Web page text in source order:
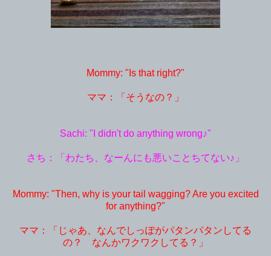
Mommy: "Is that right?"
ママ：「そうなの？」
Sachi: "I didn't do anything wrong♪"
さち：「わたち、なーんにも悪いことちてない♪」
Mommy: "Then, why is your tail wagging? Are you excited
for anything?"
ママ：「じゃあ、なんでしっぽがパタンパタンしてる
の？ なんかワクワクしてる？」